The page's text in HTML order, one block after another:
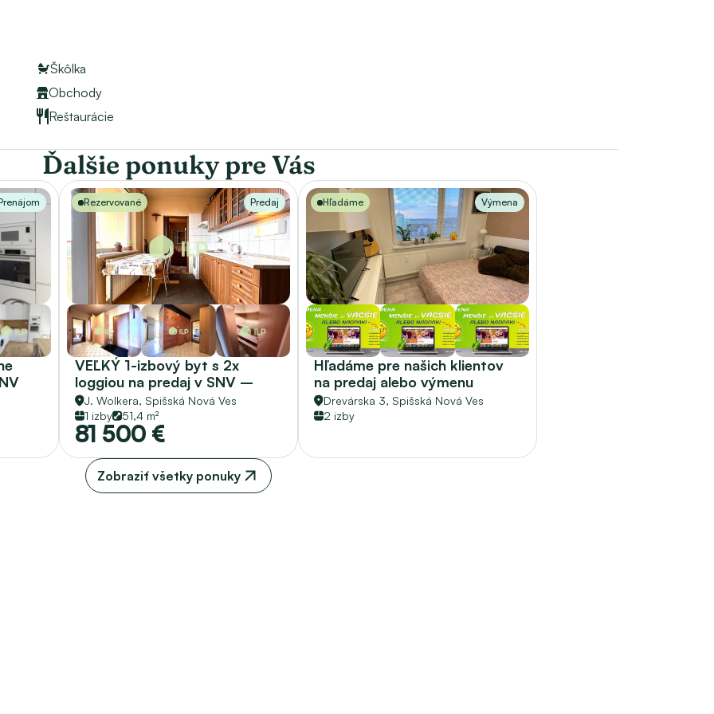
DOMOV.
uvedené ceny zahŕňajú provízie s kompletným
Škôlka
Obchody
Reštaurácie
Ďalšie ponuky pre Vás
Rezervované Predaj
VEĽKÝ 1-izbový byt s 2x
loggiou na predaj v SNV –
51,40 m2
J. Wolkera, Spišská Nová Ves
1 izby
51,4 m²
81 500 €
Hľadáme Výmena
Hľadáme pre našich klientov
na predaj alebo výmenu
Drevárska 3, Spišská Nová Ves
2 izby
Zobraziť všetky ponuky